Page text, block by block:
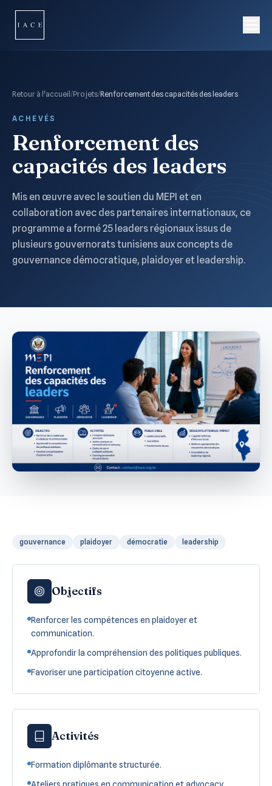
Retour à l'accueil /Projets/Renforcement des capacités des leaders
ACHEVÉS
Renforcement des
capacités des leaders
Mis en œuvre avec le soutien du MEPI et en
collaboration avec des partenaires internationaux, ce
programme a formé 25 leaders régionaux issus de
plusieurs gouvernorats tunisiens aux concepts de
gouvernance démocratique, plaidoyer et leadership.
gouvernance plaidoyer démocratie leadership
Objectifs
Renforcer les compétences en plaidoyer et
communication.
Approfondir la compréhension des politiques publiques.
Favoriser une participation citoyenne active.
Activités
Formation diplômante structurée.
Ateliers pratiques en communication et advocacy.